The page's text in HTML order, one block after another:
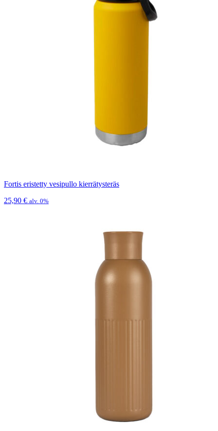
Fortis eristetty vesipullo kierrätysteräs
25,90 € alv. 0%